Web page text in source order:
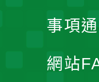
事項
網站